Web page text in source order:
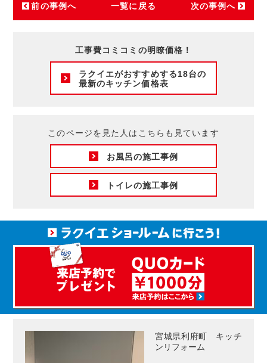
前の事例へ 一覧に戻る 次の事例へ
工事費コミコミの明瞭価格！
ラクイエがおすすめする18台の
最新のキッチン価格表
このページを見た人はこちらも見ています
お風呂の施工事例
トイレの施工事例
宮城県利府町 キッチ
ンリフォーム